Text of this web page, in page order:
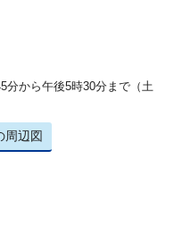
から午後5時30分まで（土
周辺図